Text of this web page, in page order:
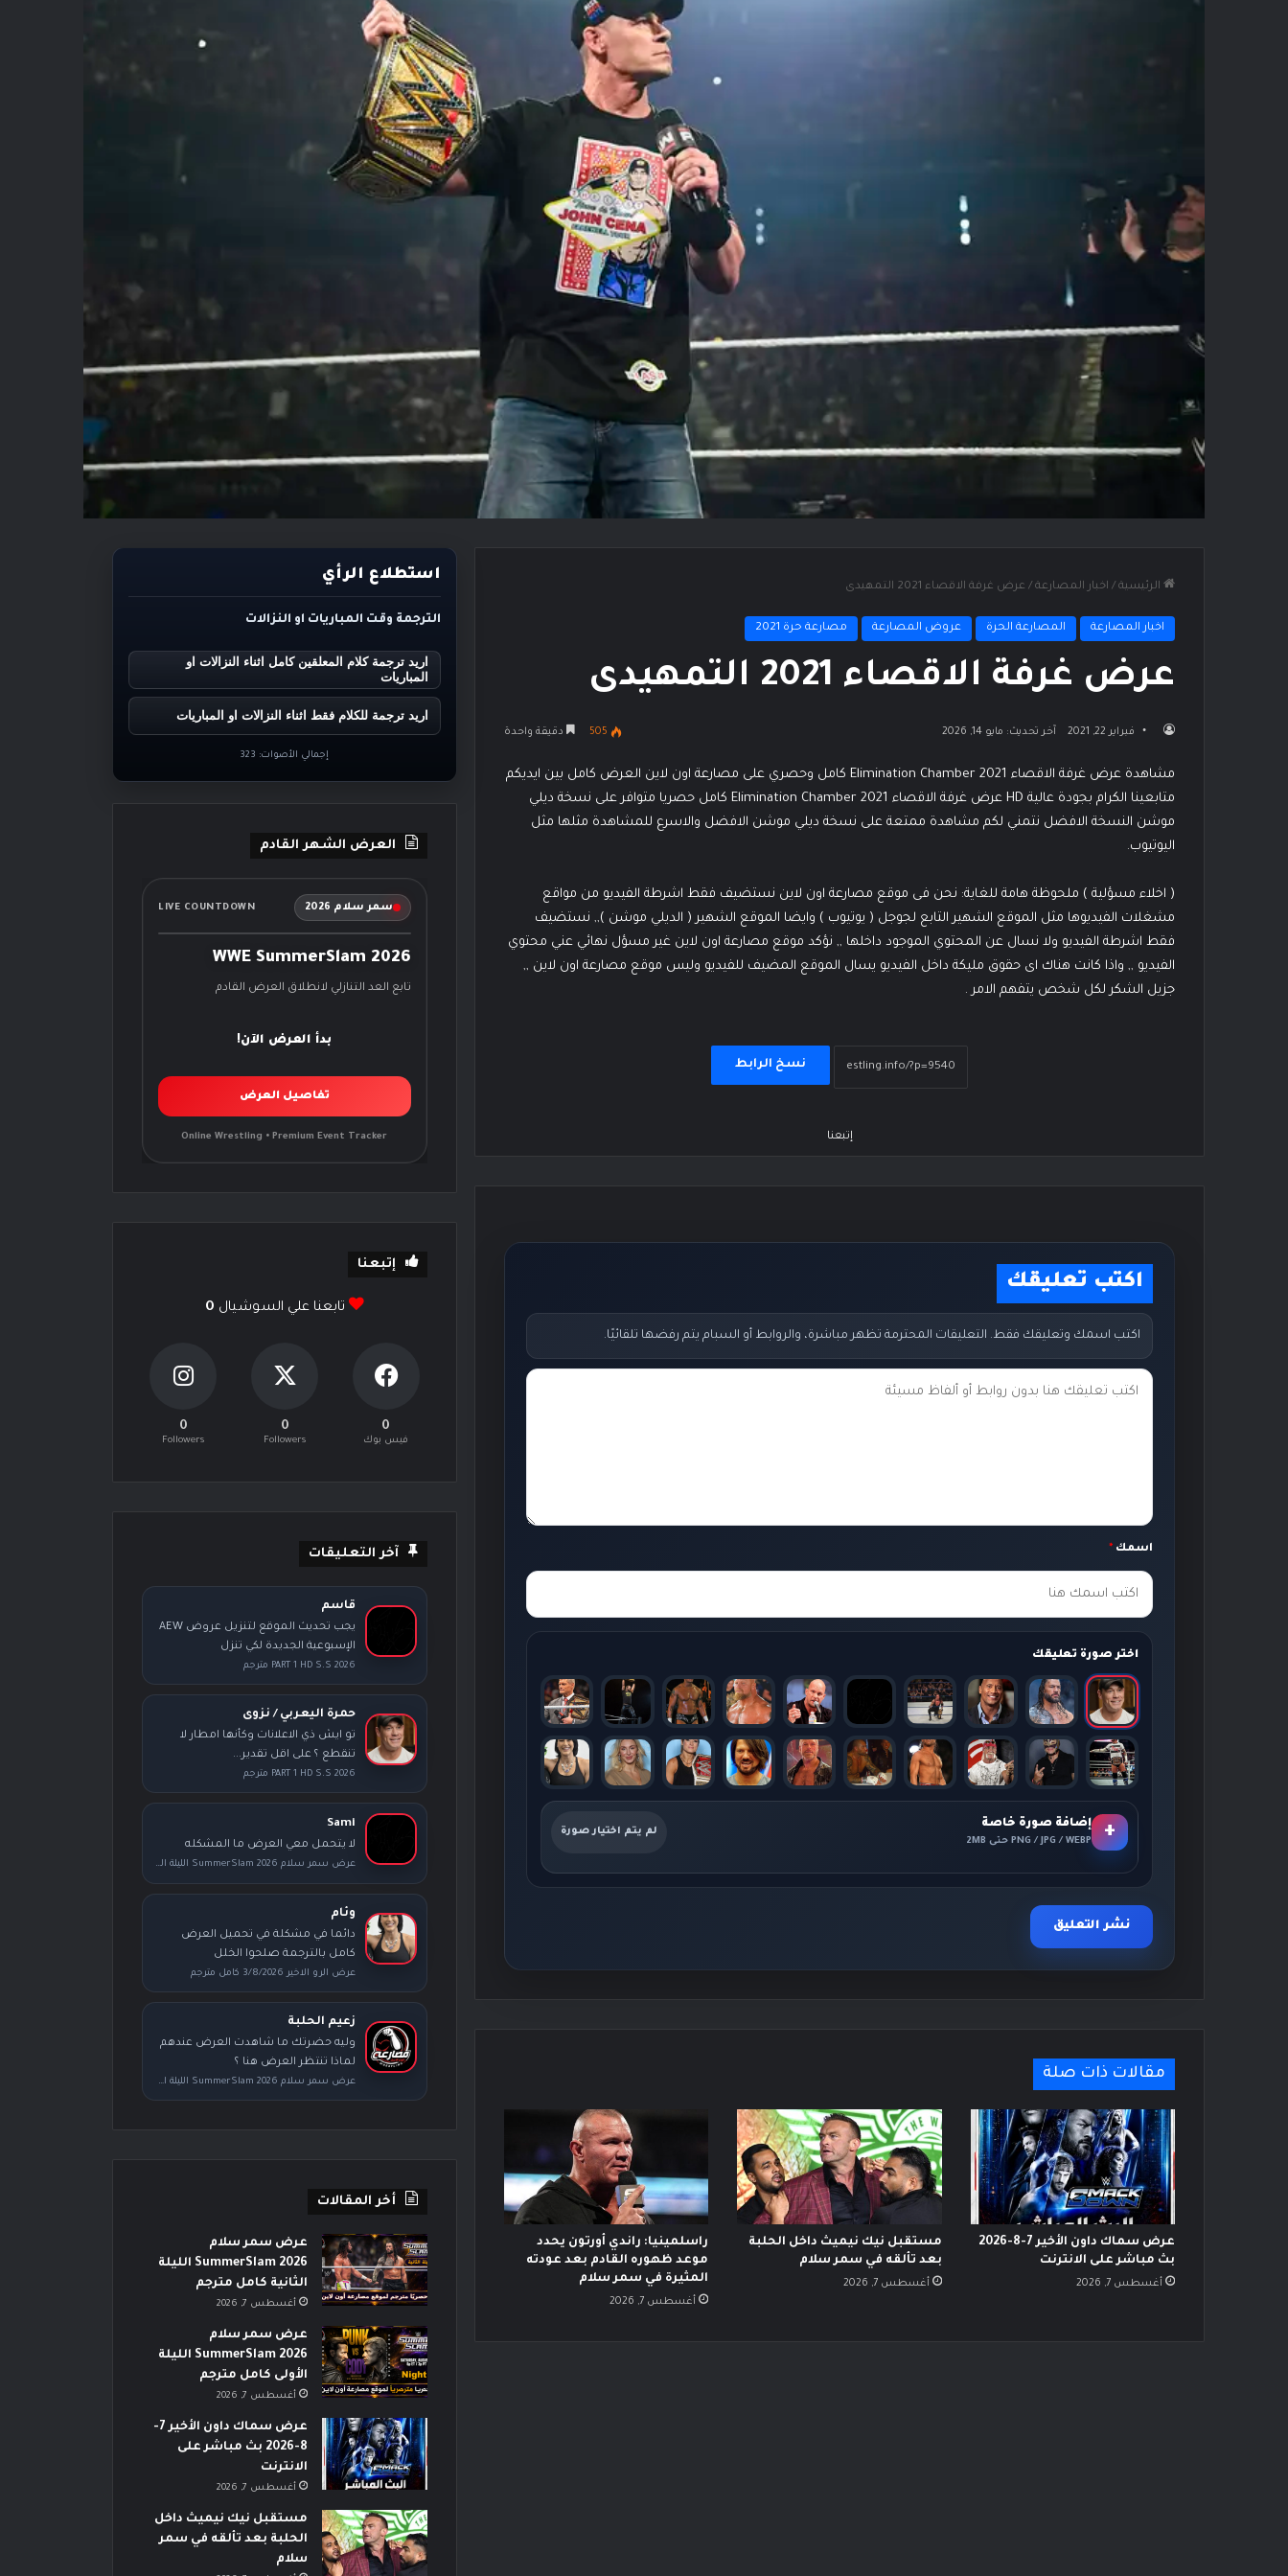
الرئيسية / اخبار المصارعة / عرض غرفة الاقصاء 2021 التمهيدى
اخبار المصارعة المصارعة الحرة عروض المصارعة مصارعة حرة 2021
عرض غرفة الاقصاء 2021 التمهيدى
فبراير 22, 2021 آخر تحديث: مايو 14, 2026 505 دقيقة واحدة
مشاهدة عرض غرفة الاقصاء 2021 Elimination Chamber كامل وحصري على مصارعة اون لاين العرض كامل بين ايديكم
متابعينا الكرام بجودة عالية HD عرض غرفة الاقصاء 2021 Elimination Chamber كامل حصريا متوافر على نسخة ديلي
موشن النسخة الافضل نتمني لكم مشاهدة ممتعة على نسخة ديلي موشن الافضل والاسرع للمشاهدة مثلها مثل
اليوتيوب.
( اخلاء مسؤلية ) ملحوظة هامة للغاية: نحن فى موقع مصارعة اون لاين نستضيف فقط اشرطة الفيديو من مواقع
مشغلات الفيديوها مثل الموقع الشهير التابع لجوجل ( يوتيوب ) وايضا الموقع الشهير ( الديلي موشن ),, نستضيف
فقط اشرطة الفيديو ولا نسال عن المحتوي الموجود داخلها ,, نؤكد موقع مصارعة اون لاين غير مسؤل نهائي عني محتوي
الفيديو ,, واذا كانت هناك اى حقوق مليكة داخل الفيديو يسال الموقع المضيف للفيديو وليس موقع مصارعة اون لاين ,,
جزيل الشكر لكل شخص يتفهم الامر .
نسخ الرابط
إتبعنا
اكتب تعليقك
اكتب اسمك وتعليقك فقط. التعليقات المحترمة تظهر مباشرة، والروابط أو السبام يتم رفضها تلقائيًا.
ت
ك
اسمك *
اختر صورة تعليقك
+ إضافة صورة خاصة
PNG / JPG / WEBP حتى 2MB
لم يتم اختيار صورة
مقالات ذات صلة
عرض سماك داون الأخير 7-8-2026
بث مباشر على الانترنت
أغسطس 7, 2026
مستقبل نيك نيميث داخل الحلبة
بعد تألقه في سمر سلام
أغسطس 7, 2026
راسلمينيا: راندي أورتون يحدد
موعد ظهوره القادم بعد عودته
المثيرة في سمر سلام
أغسطس 7, 2026
استطلاع الرأي
الترجمة وقت المباريات او النزالات
اريد ترجمة كلام المعلقين كامل اثناء النزالات او
المباريات
اريد ترجمة للكلام فقط اثناء النزالات او المباريات
إجمالي الأصوات: 323
العرض الشهر القادم
سمر سلام 2026 LIVE COUNTDOWN
WWE SummerSlam 2026
تابع العد التنازلي لانطلاق العرض القادم
بدأ العرض الآن!
تفاصيل العرض
Online Wrestling • Premium Event Tracker
إتبعنا
تابعنا علي السوشيال 0
0
فيس بوك
0
Followers
0
Followers
آخر التعليقات
قاسم
يجب تحديث الموقع لتنزيل عروض AEW
الإسبوعية الجديدة لكي تنزل
PART 1 HD S.S 2026 مترجم
حمرة اليعربي / نزوى
تو ايش ذي الاعلانات وكأنها امطار لا
تنقطع ؟ على اقل تقدير...
PART 1 HD S.S 2026 مترجم
Sami
لا يتحمل معي العرض ما المشكله
عرض سمر سلام SummerSlam 2026 الليلة الثانية كامل مترجم
وئام
دائما في مشكلة في تحميل العرض
كامل بالترجمة صلحوا الخلل
عرض الرو الاخير 3/8/2026 كامل مترجم
زعيم الحلبة
وليه حضرتك ما شاهدت العرض عندهم
لماذا تنتظر العرض هنا ؟
عرض سمر سلام SummerSlam 2026 الليلة الأولى كامل مترجم
أخر المقالات
عرض سمر سلام
SummerSlam 2026 الليلة
الثانية كامل مترجم
أغسطس 7, 2026
عرض سمر سلام
SummerSlam 2026 الليلة
الأولى كامل مترجم
أغسطس 7, 2026
عرض سماك داون الأخير 7-
8-2026 بث مباشر على
الانترنت
أغسطس 7, 2026
مستقبل نيك نيميث داخل
الحلبة بعد تألقه في سمر
سلام